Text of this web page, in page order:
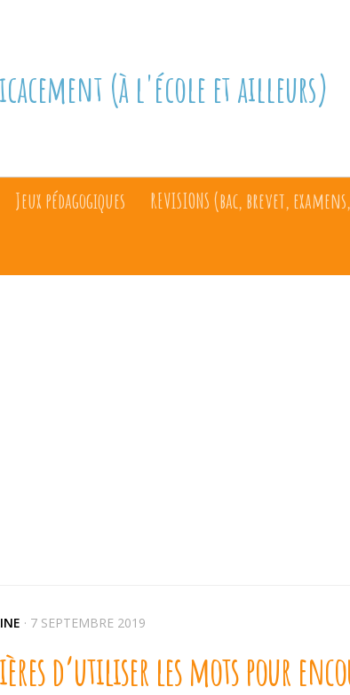
(à l'école et ailleurs)
Jeux pédagogiques REVISIONS (bac, brevet,
· 7 SEPTEMBRE 2019
d’utiliser les mots pour